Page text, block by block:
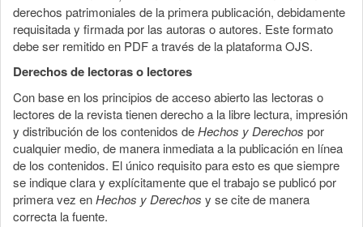
derechos patrimoniales de la primera publicación, debidamente
requisitada y firmada por las autoras o autores. Este formato
debe ser remitido en PDF a través de la plataforma OJS.
Derechos de lectoras o lectores
Con base en los principios de acceso abierto las lectoras o
lectores de la revista tienen derecho a la libre lectura, impresión
y distribución de los contenidos deHechos y Derechos por
cualquier medio, de manera inmediata a la publicación en línea
de los contenidos. El único requisito para esto es que siempre
se indique clara y explícitamente que el trabajo se publicó por
primera vez enHechos y Derechos y se cite de manera
correcta la fuente.